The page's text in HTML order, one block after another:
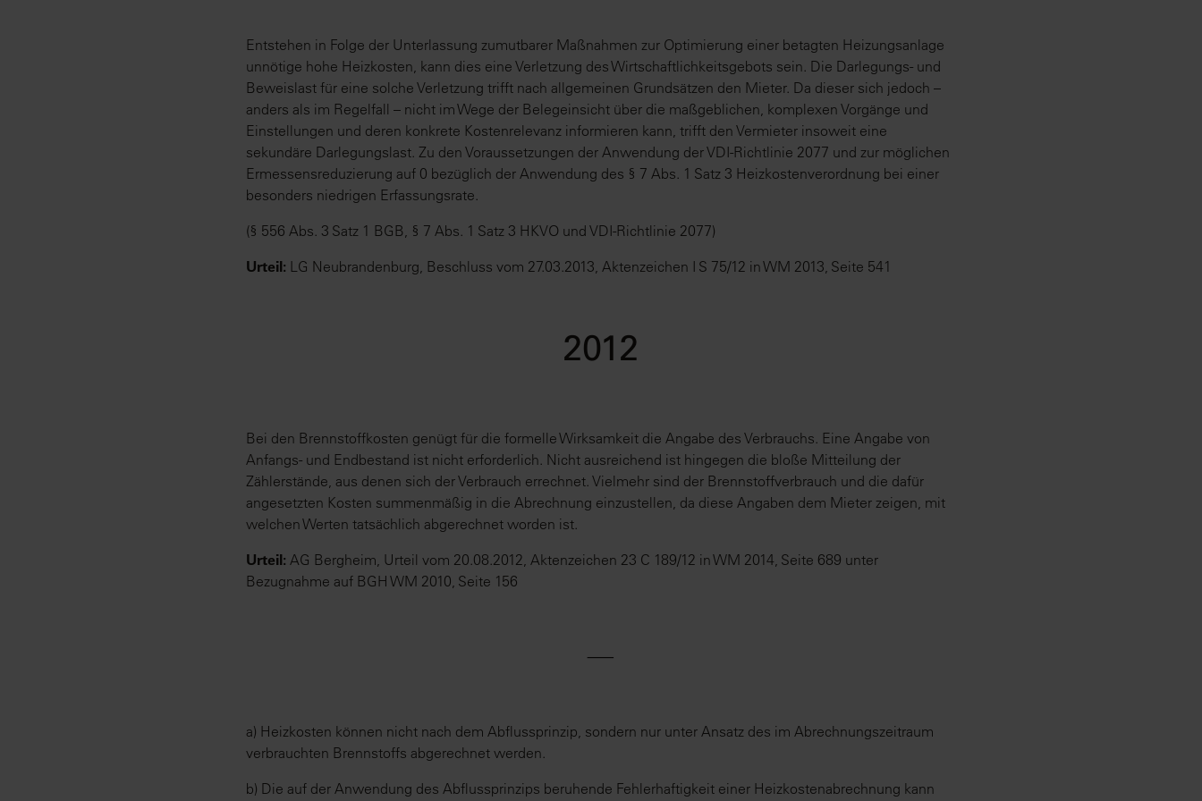
Entstehen in Folge der Unterlassung zumutbarer Maßnahmen zur Optimierung einer betagten Heizungsanlage
unnötige hohe Heizkosten, kann dies eine Verletzung des Wirtschaftlichkeitsgebots sein. Die Darlegungs- und
Beweislast für eine solche Verletzung trifft nach allgemeinen Grundsätzen den Mieter. Da dieser sich jedoch –
anders als im Regelfall – nicht im Wege der Belegeinsicht über die maßgeblichen, komplexen Vorgänge und
Einstellungen und deren konkrete Kostenrelevanz informieren kann, trifft den Vermieter insoweit eine
sekundäre Darlegungslast. Zu den Voraussetzungen der Anwendung der VDI-Richtlinie 2077 und zur möglichen
Ermessensreduzierung auf 0 bezüglich der Anwendung des § 7 Abs. 1 Satz 3 Heizkostenverordnung bei einer
besonders niedrigen Erfassungsrate.
(§ 556 Abs. 3 Satz 1 BGB, § 7 Abs. 1 Satz 3 HKVO und VDI-Richtlinie 2077)
Urteil: LG Neubrandenburg, Beschluss vom 27.03.2013, Aktenzeichen I S 75/12 in WM 2013, Seite 541
2012
Bei den Brennstoffkosten genügt für die formelle Wirksamkeit die Angabe des Verbrauchs. Eine Angabe von
Anfangs- und Endbestand ist nicht erforderlich. Nicht ausreichend ist hingegen die bloße Mitteilung der
Zählerstände, aus denen sich der Verbrauch errechnet. Vielmehr sind der Brennstoffverbrauch und die dafür
angesetzten Kosten summenmäßig in die Abrechnung einzustellen, da diese Angaben dem Mieter zeigen, mit
welchen Werten tatsächlich abgerechnet worden ist.
Urteil: AG Bergheim, Urteil vom 20.08.2012, Aktenzeichen 23 C 189/12 in WM 2014, Seite 689 unter
Bezugnahme auf BGH WM 2010, Seite 156
⸺
a) Heizkosten können nicht nach dem Abflussprinzip, sondern nur unter Ansatz des im Abrechnungszeitraum
verbrauchten Brennstoffs abgerechnet werden.
b) Die auf der Anwendung des Abflussprinzips beruhende Fehlerhaftigkeit einer Heizkostenabrechnung kann